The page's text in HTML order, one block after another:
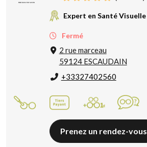
Expert en Santé Visuelle
Fermé
2 rue marceau
59124 ESCAUDAIN
+33327402560
Prenez un rendez-vous